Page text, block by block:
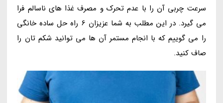
سرعت چربی آن را با عدم تحرک و مصرف غذا های ناسالم فرا
می گیرد. در این مطلب به شما عزیزان 6 راه حل ساده خانگی
را می گوییم که با انجام مستمر آن ها می توانید شکم تان را
صاف کنید.